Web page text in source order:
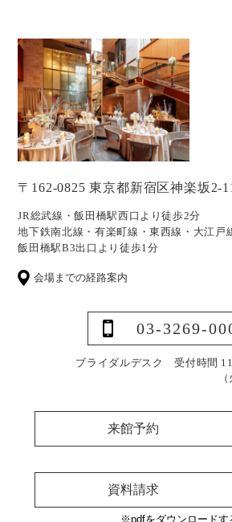
〒162-0825 東京都新宿区神楽坂2-
JR総武線・飯田橋駅西口より徒歩2分
地下鉄南北線・有楽町線・東西線・大江戸
飯田橋駅B3出口より徒歩1分
会場までの経路案内
03-3269-
ブライダルデスク 受付時間
来館予約
資料請求
※pdfをダウンロードす